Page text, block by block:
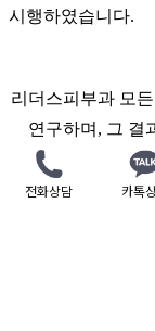
시행하였습니다.
리더스피부과 모
연구하며, 그 결
전화상담 카톡